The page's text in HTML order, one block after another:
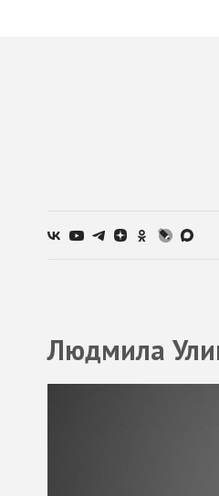
Людмила